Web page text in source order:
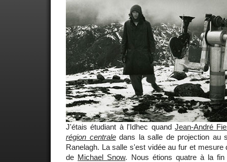
J'étais étudiant à l'Idhec quand Jean-André
région centraledans la salle de projection au
Ranelagh. La salle s'est vidée au fur et mesure
de Michael Snow. Nous étions quatre à la